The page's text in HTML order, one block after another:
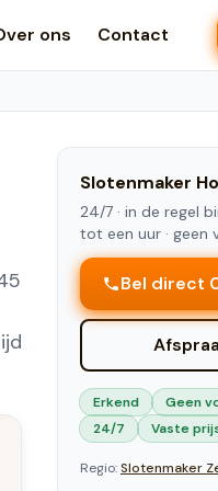
ons Contact
Slotenmaker
24/7 · in de regel
tot een uur · geen
Bel direct
Erkend
Geen
24/7
Vaste
Regio:Slotenmaker